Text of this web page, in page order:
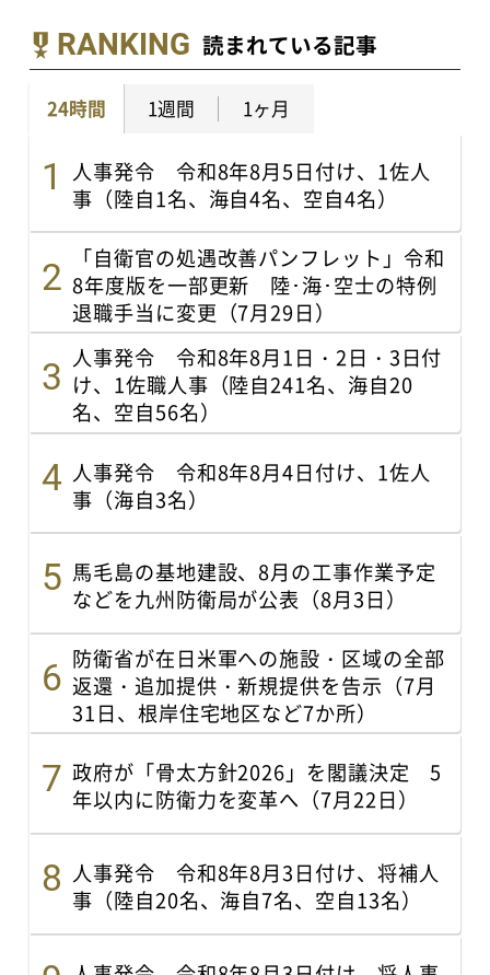
RANKING 読まれている記事
24時間 1週間 1ヶ月
人事発令 令和8年8月5日付け、1佐人
事（陸自1名、海自4名、空自4名）
「自衛官の処遇改善パンフレット」令和
8年度版を一部更新 陸･海･空士の特例
退職手当に変更（7月29日）
人事発令 令和8年8月1日・2日・3日付
け、1佐職人事（陸自241名、海自20
名、空自56名）
人事発令 令和8年8月4日付け、1佐人
事（海自3名）
馬毛島の基地建設、8月の工事作業予定
などを九州防衛局が公表（8月3日）
防衛省が在日米軍への施設・区域の全部
返還・追加提供・新規提供を告示（7月
31日、根岸住宅地区など7か所）
政府が「骨太方針2026」を閣議決定 5
年以内に防衛力を変革へ（7月22日）
人事発令 令和8年8月3日付け、将補人
事（陸自20名、海自7名、空自13名）